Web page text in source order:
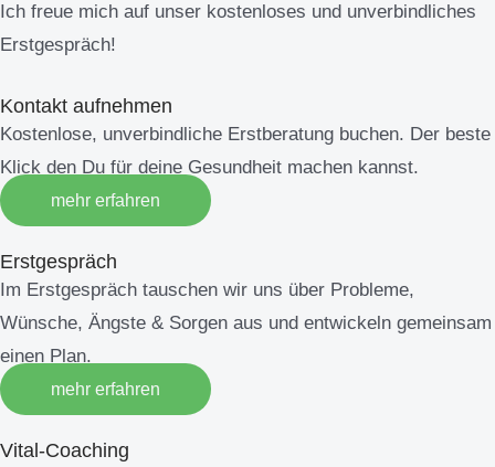
Ich freue mich auf unser kostenloses und unverbindliches
Erstgespräch!
Kontakt aufnehmen
Kostenlose, unverbindliche Erstberatung buchen. Der beste
Klick den Du für deine Gesundheit machen kannst.
mehr erfahren
Erstgespräch
Im Erstgespräch tauschen wir uns über Probleme,
Wünsche, Ängste & Sorgen aus und entwickeln gemeinsam
einen Plan.
mehr erfahren
Vital-Coaching